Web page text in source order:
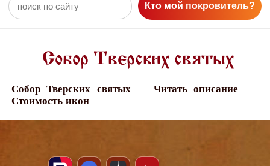
Кто мой покровитель?
Собор Тверских святых
Собор Тверских святых — Читать описание
Стоимость икон